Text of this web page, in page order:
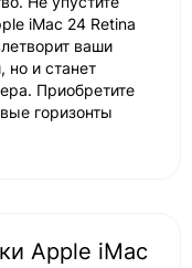
iMac 24 Retina
ваши
но и станет
Приобретите
горизонты
Apple iMac